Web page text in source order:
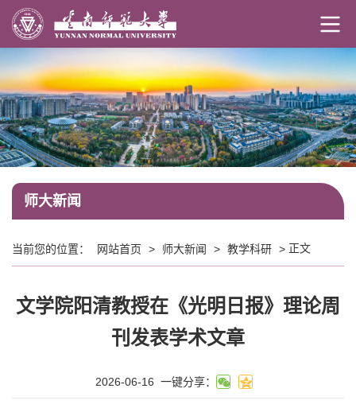
师大新闻
当前您的位置： 网站首页 > 师大新闻 > 教学科研 > 正文
文学院阳清教授在《光明日报》理论周
刊发表学术文章
2026-06-16 一键分享：